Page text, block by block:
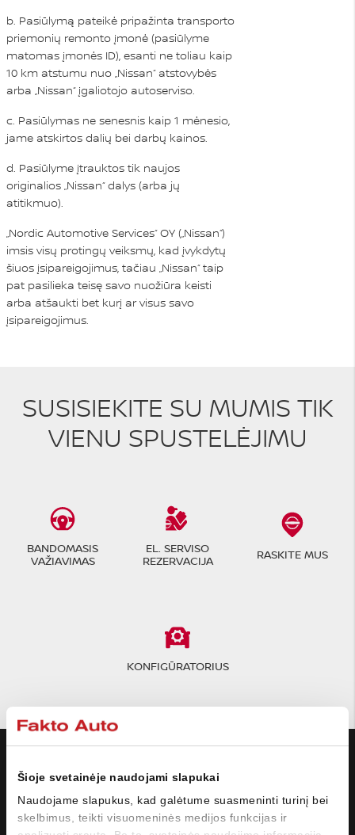
Šioje svetainėje naudojami slapukai
Naudojame slapukus, kad galėtume suasmeninti turinį bei
skelbimus, teikti visuomeninės medijos funkcijas ir
b. Pasiūlymą pateikė pripažinta transporto
priemonių remonto įmonė (pasiūlyme
matomas įmonės ID), esanti ne toliau kaip
10 km atstumu nuo „Nissan“ atstovybės
arba „Nissan“ įgaliotojo autoserviso.
c. Pasiūlymas ne senesnis kaip 1 mėnesio,
jame atskirtos dalių bei darbų kainos.
d. Pasiūlyme įtrauktos tik naujos
originalios „Nissan“ dalys (arba jų
atitikmuo).
„Nordic Automotive Services“ OY („Nissan“)
imsis visų protingų veiksmų, kad įvykdytų
šiuos įsipareigojimus, tačiau „Nissan“ taip
pat pasilieka teisę savo nuožiūra keisti
arba atšaukti bet kurį ar visus savo
įsipareigojimus.
SUSISIEKITE SU MUMIS TIK
VIENU SPUSTELĖJIMU
BANDOMASIS
VAŽIAVIMAS
EL. SERVISO
REZERVACIJA
RASKITE MUS
KONFIGŪRATORIUS
MODELIAI
NISSAN